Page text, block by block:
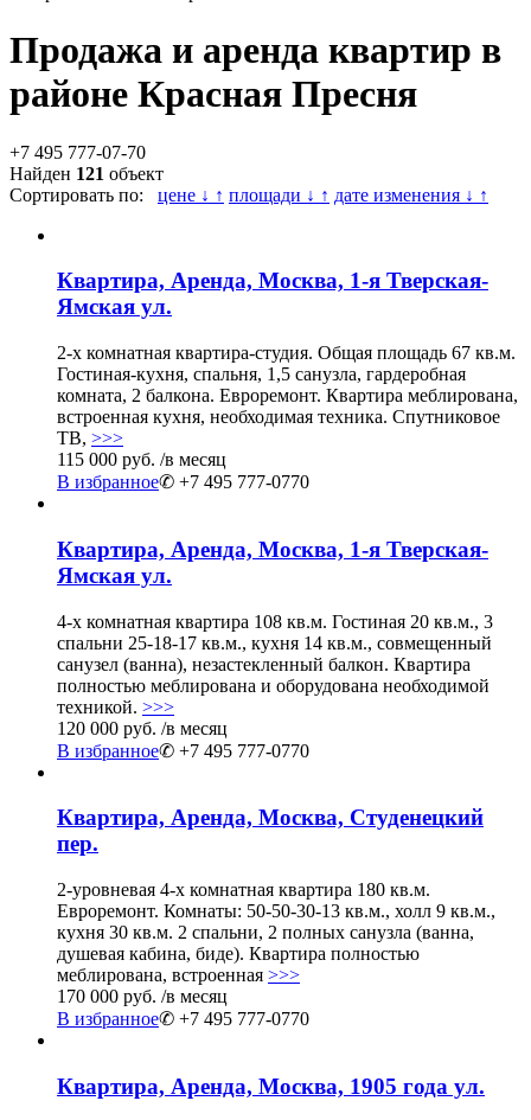
Продажа и аренда квартир в
районе Красная Пресня
+7 495 777-07-70
Найден 121 объект
Сортировать по: цене ↓ ↑ площади ↓ ↑ дате изменения ↓ ↑
Квартира, Аренда, Москва, 1-я Тверская-
Ямская ул.
2-х комнатная квартира-студия. Общая площадь 67 кв.м.
Гостиная-кухня, спальня, 1,5 санузла, гардеробная
комната, 2 балкона. Евроремонт. Квартира меблирована,
встроенная кухня, необходимая техника. Спутниковое
ТВ, >>>
115 000 руб. /в месяц
В избранное✆ +7 495 777-0770
Квартира, Аренда, Москва, 1-я Тверская-
Ямская ул.
4-х комнатная квартира 108 кв.м. Гостиная 20 кв.м., 3
спальни 25-18-17 кв.м., кухня 14 кв.м., совмещенный
санузел (ванна), незастекленный балкон. Квартира
полностью меблирована и оборудована необходимой
техникой. >>>
120 000 руб. /в месяц
В избранное✆ +7 495 777-0770
Квартира, Аренда, Москва, Студенецкий
пер.
2-уровневая 4-х комнатная квартира 180 кв.м.
Евроремонт. Комнаты: 50-50-30-13 кв.м., холл 9 кв.м.,
кухня 30 кв.м. 2 спальни, 2 полных санузла (ванна,
душевая кабина, биде). Квартира полностью
меблирована, встроенная >>>
170 000 руб. /в месяц
В избранное✆ +7 495 777-0770
Квартира, Аренда, Москва, 1905 года ул.